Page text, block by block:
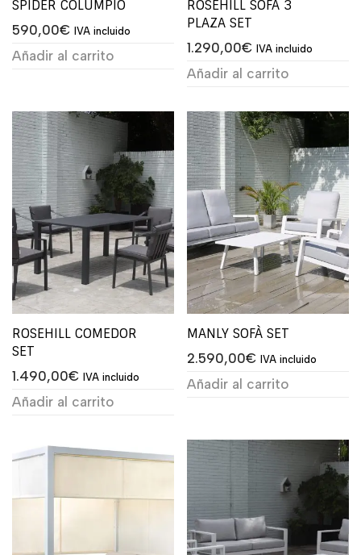
SPIDER COLUMPIO
590,00€ IVA incluido
Añadir al carrito
ROSEHILL SOFÀ 3
PLAZA SET
1.290,00€ IVA incluido
Añadir al carrito
ROSEHILL COMEDOR
SET
1.490,00€ IVA incluido
Añadir al carrito
MANLY SOFÀ SET
2.590,00€ IVA incluido
Añadir al carrito